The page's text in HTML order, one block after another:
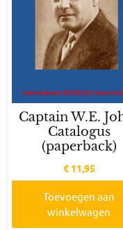
Captain W.E.
Catalogus
(paperback)
€11,95
Toevoegen aan
winkelwagen